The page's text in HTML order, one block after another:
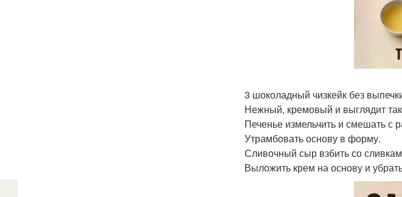
3 шоколадный чизкейк без
Нежный, кремовый и выглядит
Печенье измельчить и смешать с
Утрамбовать основу в форму.
Сливочный сыр взбить со
Выложить крем на основу и